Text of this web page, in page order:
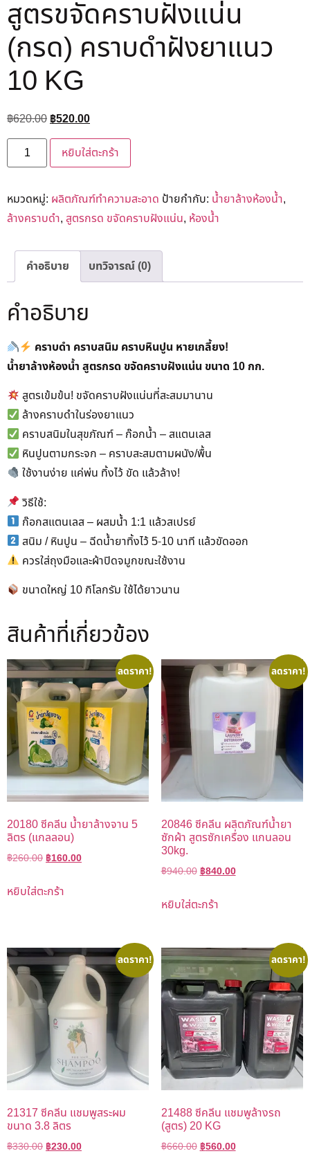
สูตรขจัดคราบฝังแน่น
(กรด) คราบดำฝังยาแนว
10 KG
฿620.00 ฿520.00
หยิบใส่ตะกร้า
หมวดหมู่: ผลิตภัณฑ์ทำความสะอาด ป้ายกำกับ: น้ำยาล้างห้องน้ำ,
ล้างคราบดำ, สูตรกรด ขจัดคราบฝังแน่น, ห้องน้ำ
คำอธิบาย บทวิจารณ์ (0)
คำอธิบาย
คราบดำ คราบสนิม คราบหินปูน หายเกลี้ยง!
น้ำยาล้างห้องน้ำ สูตรกรด ขจัดคราบฝังแน่น ขนาด 10 กก.
สูตรเข้มข้น! ขจัดคราบฝังแน่นที่สะสมมานาน
ล้างคราบดำในร่องยาแนว
คราบสนิมในสุขภัณฑ์ – ก๊อกน้ำ – สแตนเลส
หินปูนตามกระจก – คราบสะสมตามผนัง/พื้น
ใช้งานง่าย แค่พ่น ทิ้งไว้ ขัด แล้วล้าง!
วิธีใช้:
ก๊อกสแตนเลส – ผสมน้ำ 1:1 แล้วสเปรย์
สนิม / หินปูน – ฉีดน้ำยาทิ้งไว้ 5-10 นาที แล้วขัดออก
ควรใส่ถุงมือและผ้าปิดจมูกขณะใช้งาน
ขนาดใหญ่ 10 กิโลกรัม ใช้ได้ยาวนาน
สินค้าที่เกี่ยวข้อง
ลดราคา!
20180 ซีคลีน น้ำยาล้างจาน 5
ลิตร (แกลลอน)
฿260.00 ฿160.00
หยิบใส่ตะกร้า
ลดราคา!
20846 ซีคลีน ผลิตภัณฑ์น้ำยา
ซักผ้า สูตรซักเครื่อง แกนลอน
30kg.
฿940.00 ฿840.00
หยิบใส่ตะกร้า
ลดราคา!
21317 ซีคลีน แชมพูสระผม
ขนาด 3.8 ลิตร
฿330.00 ฿230.00
ลดราคา!
21488 ซีคลีน แชมพูล้างรถ
(สูตร) 20 KG
฿660.00 ฿560.00